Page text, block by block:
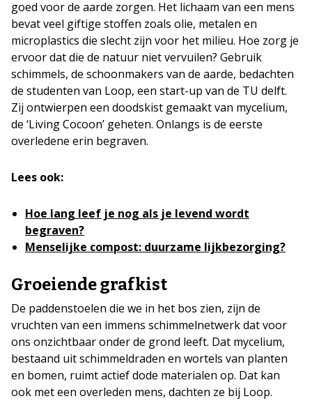
goed voor de aarde zorgen. Het lichaam van een mens
bevat veel giftige stoffen zoals olie, metalen en
microplastics die slecht zijn voor het milieu. Hoe zorg je
ervoor dat die de natuur niet vervuilen? Gebruik
schimmels, de schoonmakers van de aarde, bedachten
de studenten van Loop, een start-up van de TU delft.
Zij ontwierpen een doodskist gemaakt van mycelium,
de ‘Living Cocoon’ geheten. Onlangs is de eerste
overledene erin begraven.
Lees ook:
Hoe lang leef je nog als je levend wordt
begraven?
Menselijke compost: duurzame lijkbezorging?
Groeiende grafkist
De paddenstoelen die we in het bos zien, zijn de
vruchten van een immens schimmelnetwerk dat voor
ons onzichtbaar onder de grond leeft. Dat mycelium,
bestaand uit schimmeldraden en wortels van planten
en bomen, ruimt actief dode materialen op. Dat kan
ook met een overleden mens, dachten ze bij Loop.